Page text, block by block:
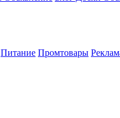
Питание Промтовары